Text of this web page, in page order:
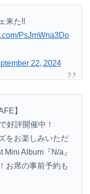
来た‼️
PsJmWna3Do
22, 2024
】
好評開催中！
をお楽しみいただ
Album『N/a』
お席の事前予約も